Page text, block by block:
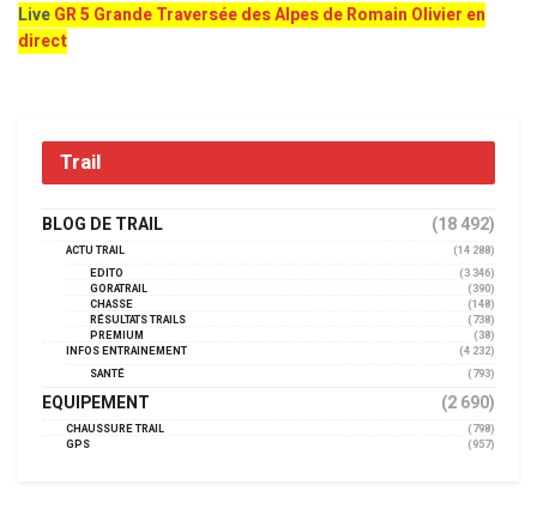
LiveGR 5 Grande Traversée des Alpes de Romain Olivier en
direct
Trail
BLOG DE TRAIL (18 492)
ACTU TRAIL
(14 288)
EDITO
(3 346)
GORATRAIL
(390)
CHASSE
(148)
RÉSULTATS TRAILS
(738)
PREMIUM
(38)
INFOS ENTRAINEMENT
(4 232)
SANTÉ
(793)
EQUIPEMENT (2 690)
CHAUSSURE TRAIL
(798)
GPS
(957)